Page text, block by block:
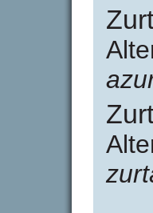
Zurt